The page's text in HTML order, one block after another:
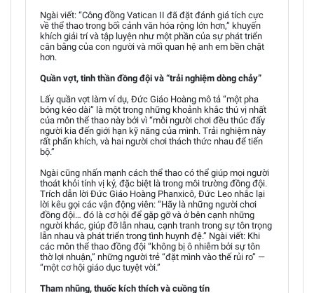
Ngài viết: “Công đồng Vatican II đã đặt đánh giá tích cực
về thể thao trong bối cảnh văn hóa rộng lớn hơn,” khuyến
khích giải trí và tập luyện như một phần của sự phát triển
cân bằng của con người và mối quan hệ anh em bền chặt
hơn.
Quần vợt, tinh thần đồng đội và “trải nghiệm dòng chảy”
Lấy quần vợt làm ví dụ, Đức Giáo Hoàng mô tả “một pha
bóng kéo dài” là một trong những khoảnh khắc thú vị nhất
của môn thể thao này bởi vì “mỗi người chơi đều thúc đẩy
người kia đến giới hạn kỹ năng của mình. Trải nghiệm này
rất phấn khích, và hai người chơi thách thức nhau để tiến
bộ.”
Ngài cũng nhấn mạnh cách thể thao có thể giúp mọi người
thoát khỏi tính vị kỷ, đặc biệt là trong môi trường đồng đội.
Trích dẫn lời Đức Giáo Hoàng Phanxicô, Đức Leo nhắc lại
lời kêu gọi các vận động viên: “Hãy là những người chơi
đồng đội… đó là cơ hội để gặp gỡ và ở bên cạnh những
người khác, giúp đỡ lẫn nhau, cạnh tranh trong sự tôn trọng
lẫn nhau và phát triển trong tình huynh đệ.” Ngài viết: Khi
các môn thể thao đồng đội “không bị ô nhiễm bởi sự tôn
thờ lợi nhuận,” những người trẻ “đặt mình vào thế rủi ro” —
“một cơ hội giáo dục tuyệt vời.”
Tham nhũng, thuốc kích thích và cuồng tín